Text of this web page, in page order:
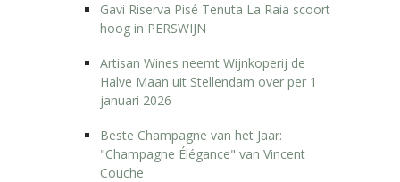
Gavi Riserva Pisé Tenuta La Raia scoort
hoog in PERSWIJN
Artisan Wines neemt Wijnkoperij de
Halve Maan uit Stellendam over per 1
januari 2026
Beste Champagne van het Jaar:
"Champagne Élégance" van Vincent
Couche